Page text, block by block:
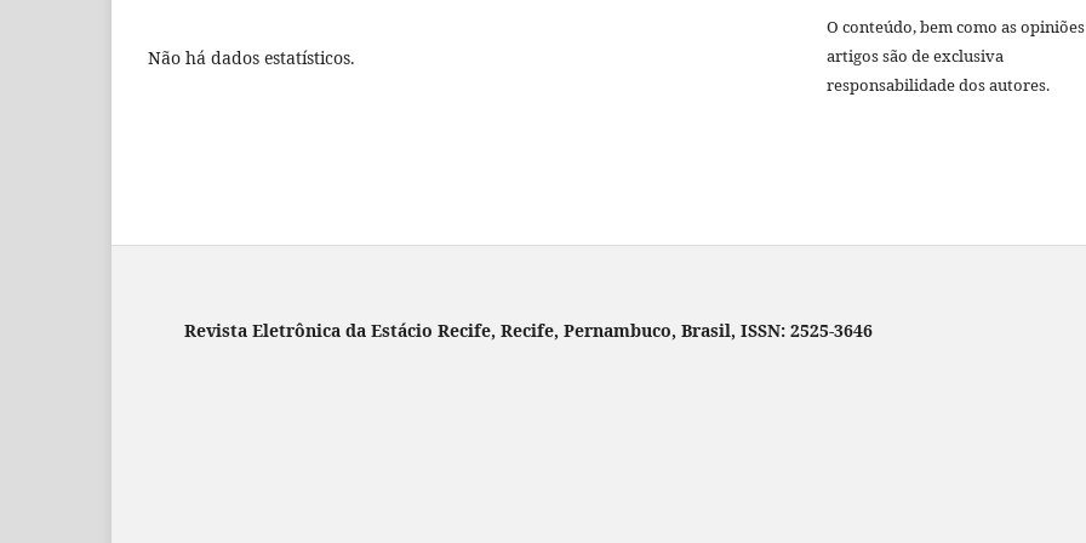
Não há dados estatísticos.
O conteúdo, bem como as
artigos são de exclusiva
responsabilidade dos autores.
Revista Eletrônica da Estácio Recife, Recife, Pernambuco, Brasil, ISSN: 2525-3646